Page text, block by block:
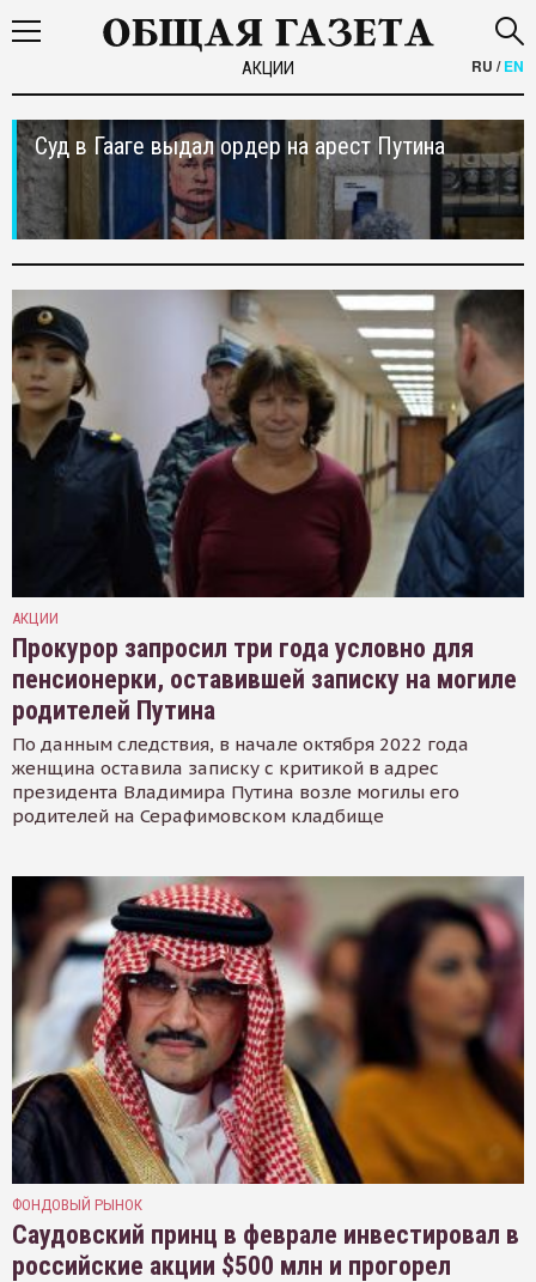
АКЦИИ RU /EN
Суд в Гааге выдал ордер на арест Путина
АКЦИИ
Прокурор запросил три года условно для
пенсионерки, оставившей записку на могиле
родителей Путина
По данным следствия, в начале октября 2022 года
женщина оставила записку с критикой в адрес
президента Владимира Путина возле могилы его
родителей на Серафимовском кладбище
ФОНДОВЫЙ РЫНОК
Саудовский принц в феврале инвестировал в
российские акции $500 млн и прогорел